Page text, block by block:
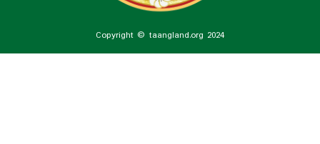
Copyright © taangland.org 2024